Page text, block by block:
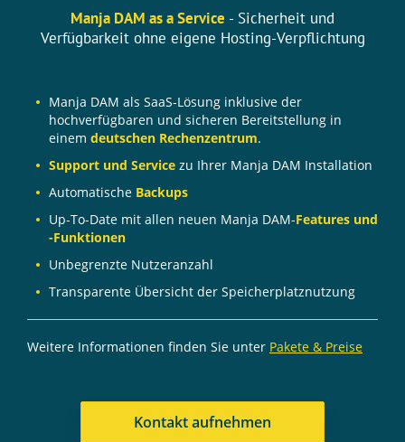
Manja DAM as a Service - Sicherheit und
Verfügbarkeit ohne eigene Hosting-Verpflichtung
Manja DAM als SaaS-Lösung inklusive der
hochverfügbaren und sicheren Bereitstellung in
einem deutschen Rechenzentrum.
Support und Service zu Ihrer Manja DAM Installation
Automatische Backups
Up-To-Date mit allen neuen Manja DAM-Features und
-Funktionen
Unbegrenzte Nutzeranzahl
Transparente Übersicht der Speicherplatznutzung
Weitere Informationen finden Sie unter Pakete & Preise
Kontakt aufnehmen